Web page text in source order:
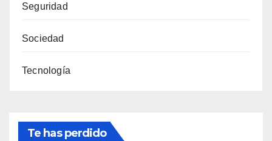
Seguridad
Sociedad
Tecnología
Te has perdido